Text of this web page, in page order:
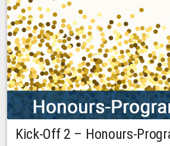
Kick-Off 2 – Honours-